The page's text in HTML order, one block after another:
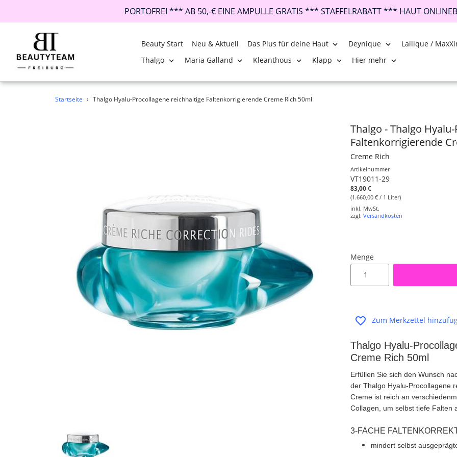
PORTOFREI *** AB 50,-€ EINE AMPULLE GRATIS *** STAFFELRABATT *** HAUT
Beauty Start Neu & Aktuell Das Plus für deine Haut Deynique
Lailique /
Thalgo
Maria Galland Kleanthous Klapp Hier mehr
Startseite › Thalgo Hyalu-Procollagene reichhaltige Faltenkorrigierende Creme Rich 50ml
Thalgo - Thalgo
Faltenkorrigierende
Creme Rich
Artikelnummer
VT19011-29
83,00 €
(1.660,00 € / 1 Liter)
inkl. MwSt.
zzgl. Versandkosten
Menge
Zum Merkzettel
Thalgo Hyalu-
Creme Rich 50ml
Erfüllen Sie sich den Wunsch
der Thalgo Hyalu-Procollagene
Creme ist reich an
Collagen, um selbst tiefe Falten
3-FACHE
mindert selbst